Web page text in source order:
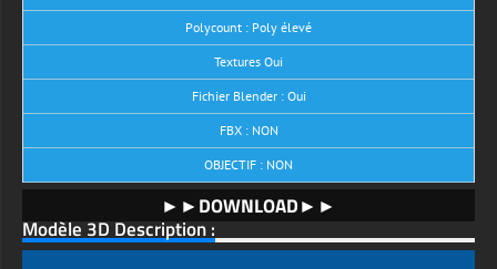
Polycount : Poly élevé
Textures Oui
Fichier Blender : Oui
FBX : NON
OBJECTIF : NON
►►DOWNLOAD►►
Modèle 3D Description :